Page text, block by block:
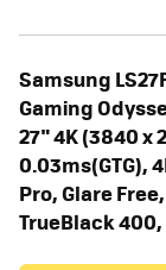
Samsung
Gaming
27" 4K (3840 x
0.03ms(GTG),
Pro, Glare
TrueBlack